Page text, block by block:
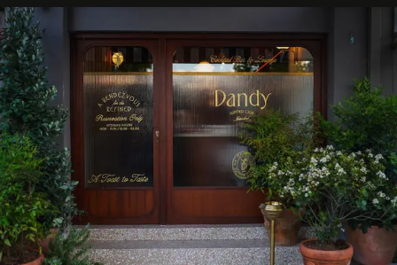
tematik gastronomi geceleri misafirlerle buluşuyor.
Paylaşıma, lezzete ve müziğe odaklanan bu özel
akşamlar, YAZ’ın sade lüks anlayışını gün batımından
geceye taşıyarak her hafta farklı bir deneyim sunuyor.